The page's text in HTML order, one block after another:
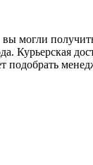
могли
Курьерская
подобрать